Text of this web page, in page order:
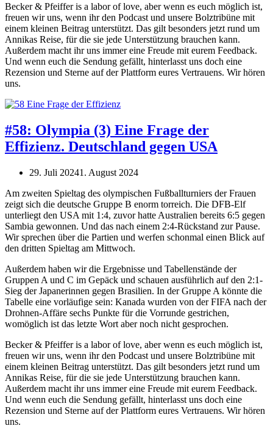
Becker & Pfeiffer is a labor of love, aber wenn es euch möglich ist,
freuen wir uns, wenn ihr den Podcast und unsere Bolztribüne mit
einem kleinen Beitrag unterstützt. Das gilt besonders jetzt rund um
Annikas Reise, für die sie jede Unterstützung brauchen kann.
Außerdem macht ihr uns immer eine Freude mit eurem Feedback.
Und wenn euch die Sendung gefällt, hinterlasst uns doch eine
Rezension und Sterne auf der Plattform eures Vertrauens. Wir hören
uns.
#58: Olympia (3) Eine Frage der
Effizienz. Deutschland gegen USA
29. Juli 20241. August 2024
Am zweiten Spieltag des olympischen Fußballturniers der Frauen
zeigt sich die deutsche Gruppe B enorm torreich. Die DFB-Elf
unterliegt den USA mit 1:4, zuvor hatte Australien bereits 6:5 gegen
Sambia gewonnen. Und das nach einem 2:4-Rückstand zur Pause.
Wir sprechen über die Partien und werfen schonmal einen Blick auf
den dritten Spieltag am Mittwoch.
Außerdem haben wir die Ergebnisse und Tabellenstände der
Gruppen A und C im Gepäck und schauen ausführlich auf den 2:1-
Sieg der Japanerinnen gegen Brasilien. In der Gruppe A könnte die
Tabelle eine vorläufige sein: Kanada wurden von der FIFA nach der
Drohnen-Affäre sechs Punkte für die Vorrunde gestrichen,
womöglich ist das letzte Wort aber noch nicht gesprochen.
Becker & Pfeiffer is a labor of love, aber wenn es euch möglich ist,
freuen wir uns, wenn ihr den Podcast und unsere Bolztribüne mit
einem kleinen Beitrag unterstützt. Das gilt besonders jetzt rund um
Annikas Reise, für die sie jede Unterstützung brauchen kann.
Außerdem macht ihr uns immer eine Freude mit eurem Feedback.
Und wenn euch die Sendung gefällt, hinterlasst uns doch eine
Rezension und Sterne auf der Plattform eures Vertrauens. Wir hören
uns.